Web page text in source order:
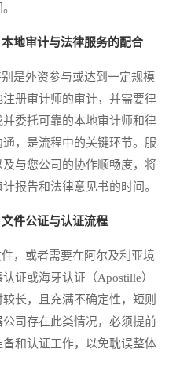
地审计与法律服务的配合
是外资参与或达到一定规模
册审计师的审计，并需要律
委托可靠的本地审计师和律
，是流程中的关键环节。服
与您公司的协作顺畅度，将
报告和法律意见书的时间。
件公证与认证流程
，或者需要在阿尔及利亚境
证或海牙认证（Apostille）
长，且充满不确定性，短则
司存在此类情况，必须提前
和认证工作，以免耽误整体